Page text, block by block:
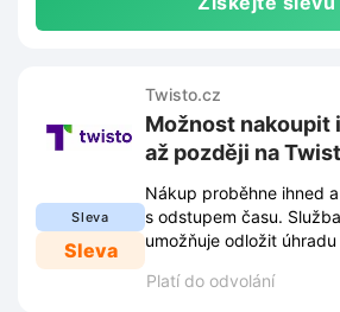
Sleva
Sleva
Twisto.cz
Možnost nakoupit
až později na
Nákup proběhne ihned
s odstupem času.
umožňuje odložit
Platí do odvolání